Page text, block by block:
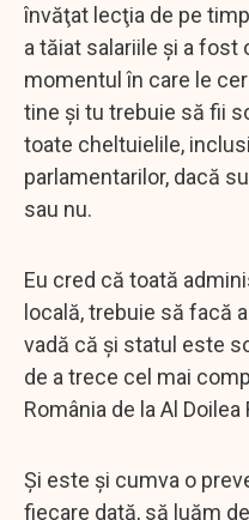
învăţat lecţia de pe
a tăiat salariile şi a fost
momentul în care le
tine şi tu trebuie să fii
toate cheltuielile,
parlamentarilor, dacă
sau nu.
Eu cred că toată
locală, trebuie să facă
vadă că şi statul este
de a trece cel mai
România de la Al
Şi este şi cumva o
fiecare dată, să luăm